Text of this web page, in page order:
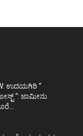
ಉದಯಗಿರಿ “
“: ಜಾಮೀನು